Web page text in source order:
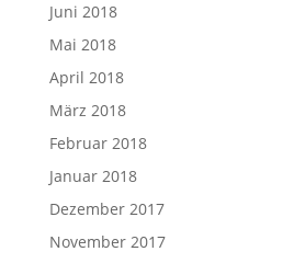
Juni 2018
Mai 2018
April 2018
März 2018
Februar 2018
Januar 2018
Dezember 2017
November 2017